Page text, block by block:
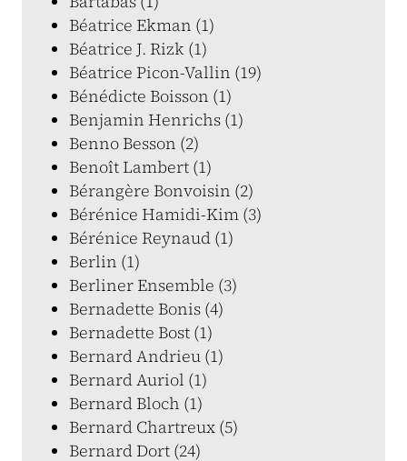
Béatrice Ekman (1)
Béatrice J. Rizk (1)
Béatrice Picon-Vallin (19)
Bénédicte Boisson (1)
Benjamin Henrichs (1)
Benno Besson (2)
Benoît Lambert (1)
Bérangère Bonvoisin (2)
Bérénice Hamidi-Kim (3)
Bérénice Reynaud (1)
Berlin (1)
Berliner Ensemble (3)
Bernadette Bonis (4)
Bernadette Bost (1)
Bernard Andrieu (1)
Bernard Auriol (1)
Bernard Bloch (1)
Bernard Chartreux (5)
Bernard Dort (24)